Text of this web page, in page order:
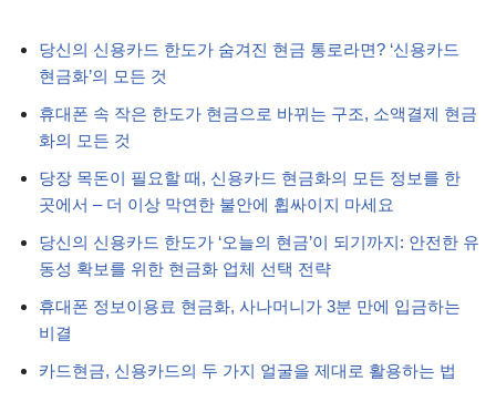
당신의 신용카드 한도가 숨겨진 현금 통로라면? ‘신용카드
현금화’의 모든 것
휴대폰 속 작은 한도가 현금으로 바뀌는 구조, 소액결제 현금
화의 모든 것
당장 목돈이 필요할 때, 신용카드 현금화의 모든 정보를 한
곳에서 – 더 이상 막연한 불안에 휩싸이지 마세요
당신의 신용카드 한도가 ‘오늘의 현금’이 되기까지: 안전한 유
동성 확보를 위한 현금화 업체 선택 전략
휴대폰 정보이용료 현금화, 사나머니가 3분 만에 입금하는
비결
카드현금, 신용카드의 두 가지 얼굴을 제대로 활용하는 법